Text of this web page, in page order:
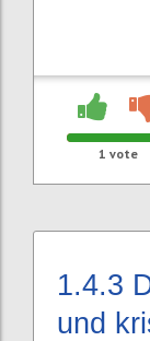
1 vote
1.4.3
und